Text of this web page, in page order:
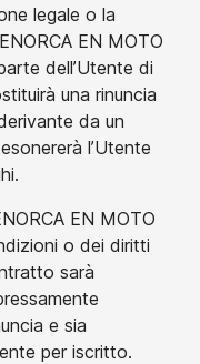
legale o la
EN MOTO
dell’Utente di
una rinuncia
da un
l’Utente
EN MOTO
o dei diritti
sarà
e sia
per iscritto.